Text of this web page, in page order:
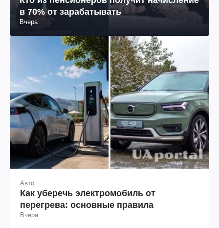
в 70% от зарабатывать
Вчера
Авто
Как уберечь электромобиль от
перегрева: основные правила
Вчера